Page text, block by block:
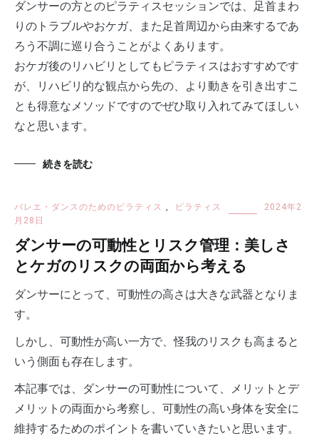
ダンサーの方とのピラティスセッションでは、足首まわ
りのトラブルやおケガ、また足首周辺から由来するであ
ろう不調に巡り合うことがよくあります。
おケガ後のリハビリとしてもピラティスはおすすめです
が、リハビリ的な観点から先の、より動きを引き出すこ
とも得意なメソッドですのでぜひ取り入れてみてほしい
なと思います。
続きを読む
バレエ・ダンスのためのピラティス , ピラティス
2024年2
月28日
ダンサーの可動性とリスク管理：美しさ
とケガのリスクの両面から考える
ダンサーにとって、可動性の高さは大きな武器となりま
す。
しかし、可動性が高い一方で、怪我のリスクも高まると
いう側面も存在します。
本記事では、ダンサーの可動性について、メリットとデ
メリットの両面から考察し、可動性の高い身体を安全に
維持するためのポイントを書いていきたいと思います。